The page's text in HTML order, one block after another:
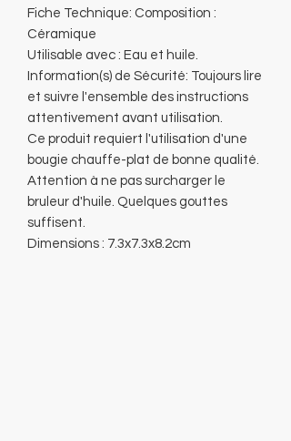
Fiche Technique: Composition :
Céramique
Utilisable avec : Eau et huile.
Information(s) de Sécurité: Toujours lire
et suivre l'ensemble des instructions
attentivement avant utilisation.
Ce produit requiert l'utilisation d'une
bougie chauffe-plat de bonne qualité.
Attention à ne pas surcharger le
bruleur d'huile. Quelques gouttes
suffisent.
Dimensions : 7.3x7.3x8.2cm